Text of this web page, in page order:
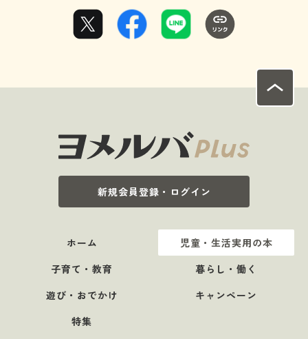
新規会員登録・ログイン
ホーム
児童・生活実用の本
子育て・教育
暮らし・働く
遊び・おでかけ
キャンペーン
特集